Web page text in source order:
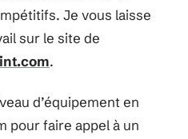
Je vous laisse
sur le site de
.
d’équipement en
pour faire appel à un